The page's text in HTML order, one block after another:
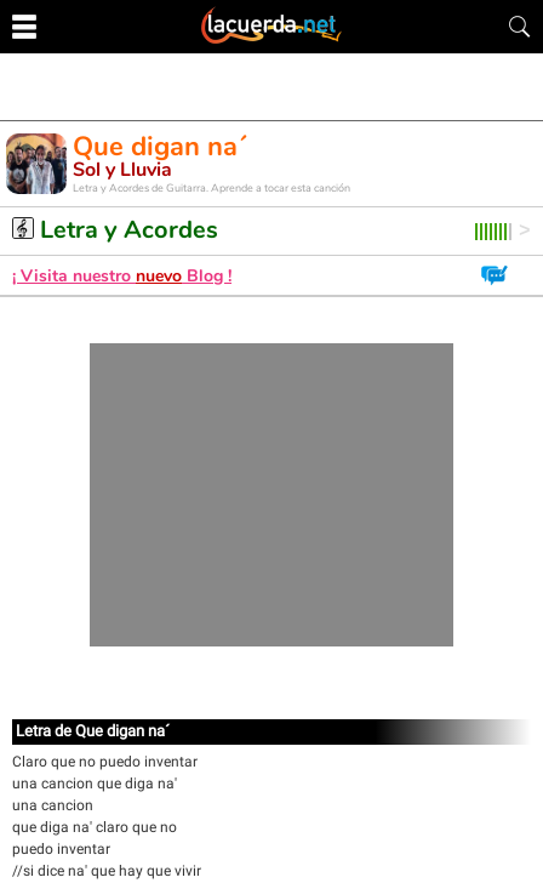
Que digan na´
Sol y Lluvia
Letra y Acordes de Guitarra. Aprende a tocar esta canción
Letra y Acordes
¡ Visita nuestro nuevo Blog !
Letra de Que digan na´
Claro que no puedo inventar
una cancion que diga na'
una cancion
que diga na' claro que no
puedo inventar
//si dice na' que hay que vivir